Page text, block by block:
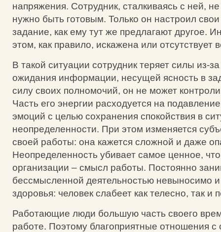
напряжения. Сотрудник, сталкиваясь с ней, не
нужно быть готовым. Только он настроил
задание, как ему тут же предлагают другое.
этом, как правило, искажена или отсутствует
В такой ситуации сотрудник теряет силы из-
ожидания информации, несущей ясность в
силу своих полномочий, он не может
Часть его энергии расходуется на
эмоций с целью сохранения спокойствия в
неопределенности. При этом изменяется
своей работы: она кажется сложной и даже
Неопределенность убивает самое ценное,
организации – смысл работы. Постоянно
бессмысленной деятельностью невыносимо
здоровья: человек слабеет как телесно, так и
Работающие люди большую часть своего
работе. Поэтому благоприятные отношения